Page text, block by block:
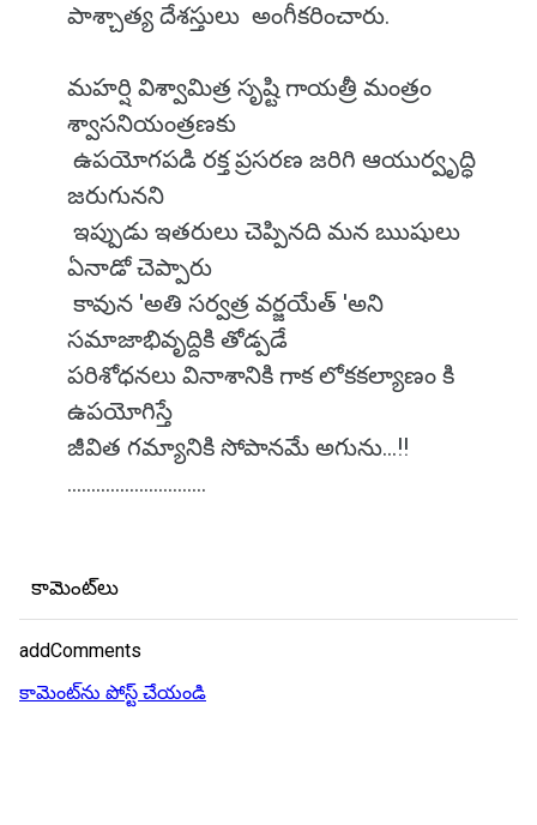
పాశ్చాత్య దేశస్తులు అంగీకరించారు.
మహర్షి విశ్వామిత్ర సృష్టి గాయత్రీ మంత్రం
శ్వాసనియంత్రణకు
ఉపయోగపడి రక్త ప్రసరణ జరిగి ఆయుర్వృద్ధి
జరుగునని
ఇప్పుడు ఇతరులు చెప్పినది మన ఋషులు
ఏనాడో చెప్పారు
కావున 'అతి సర్వత్ర వర్జయేత్ 'అని
సమాజాభివృద్దికి తోడ్పడే
పరిశోధనలు వినాశానికి గాక లోకకల్యాణం కి
ఉపయోగిస్తే
జీవిత గమ్యానికి సోపానమే అగును...!!
.............................
కామెంట్‌లు
addComments
కామెంట్‌ను పోస్ట్ చేయండి